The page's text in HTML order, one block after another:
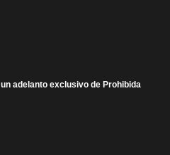
adelanto exclusivo de Prohibida